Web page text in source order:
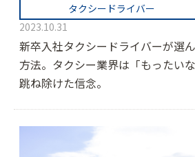
タクシードライバー
2023.10.31
新卒入社タクシードライバーが選
方法。タクシー業界は「もったい
跳ね除けた信念。